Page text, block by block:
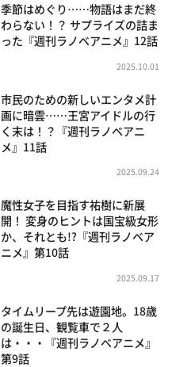
季節はめぐり……物語はまだ終
わらない！？ サプライズの詰ま
った『週刊ラノベアニメ』12話
2025.10.01
市民のための新しいエンタメ計
画に暗雲……王宮アイドルの行
く末は！？『週刊ラノベアニ
メ』11話
2025.09.24
魔性女子を目指す祐樹に新展
開！ 変身のヒントは国宝級女形
か、それとも!?『週刊ラノベア
ニメ』第10話
2025.09.17
タイムリープ先は遊園地。18歳
の誕生日、観覧車で２人
は・・・『週刊ラノベアニメ』
第9話